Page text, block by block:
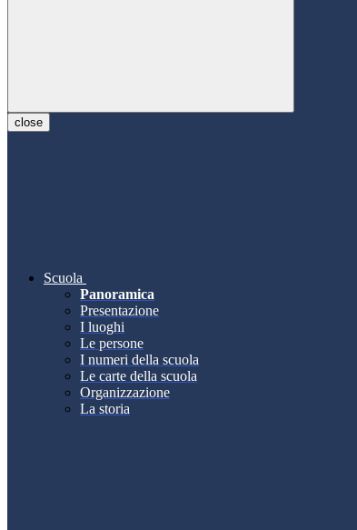
close
Scuola
Panoramica
Presentazione
I luoghi
Le persone
I numeri della scuola
Le carte della scuola
Organizzazione
La storia